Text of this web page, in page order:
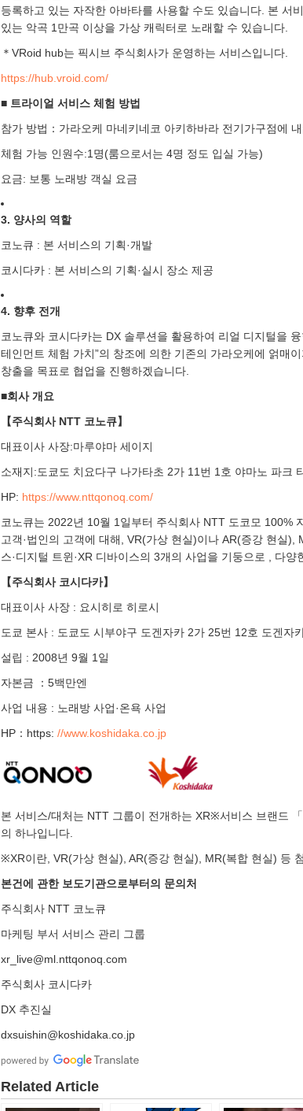
등록하고 있는 자작한 아바타를 사용할 수도 있습니다. 본 서
있는 악곡 1만곡 이상을 가상 캐릭터로 노래할 수 있습니다.
＊VRoid hub는 픽시브 주식회사가 운영하는 서비스입니다.
https://hub.vroid.com/
■ 트라이얼 서비스 체험 방법
참가 방법：가라오케 마네키네코 아키하바라 전기가구점에
체험 가능 인원수:1명(룸으로서는 4명 정도 입실 가능)
요금: 보통 노래방 객실 요금
3. 양사의 역할
코노큐 : 본 서비스의 기획·개발
코시다카 : 본 서비스의 기획·실시 장소 제공
4. 향후 전개
코노큐와 코시다카는 DX 솔루션을 활용하여 리얼 디지털을
테인먼트 체험 가치”의 창조에 의한 기존의 가라오케에 얽매
창출을 목표로 협업을 진행하겠습니다.
■회사 개요
【주식회사 NTT 코노큐】
대표이사 사장:마루야마 세이지
소재지:도쿄도 치요다구 나가타초 2가 11번 1호 야마노 파크
HP: https://www.nttqonoq.com/
코노큐는 2022년 10월 1일부터 주식회사 NTT 도코모 100%
고객·법인의 고객에 대해, VR(가상 현실)이나 AR(증강 현실),
스·디지털 트윈·XR 디바이스의 3개의 사업을 기둥으로 , 다양
【주식회사 코시다카】
대표이사 사장 : 요시히로 히로시
도쿄 본사 : 도쿄도 시부야구 도겐자카 2가 25번 12호 도겐자
설립 : 2008년 9월 1일
자본금 ：5백만엔
사업 내용 : 노래방 사업·온욕 사업
HP：https://www.koshidaka.co.jp
본 서비스/대처는 NTT 그룹이 전개하는 XR※서비스 브랜드
의 하나입니다.
※XR이란, VR(가상 현실), AR(증강 현실), MR(복합 현실) 등
본건에 관한 보도기관으로부터의 문의처
주식회사 NTT 코노큐
마케팅 부서 서비스 관리 그룹
xr_live@ml.nttqonoq.com
주식회사 코시다카
DX 추진실
dxsuishin@koshidaka.co.jp
Related Article